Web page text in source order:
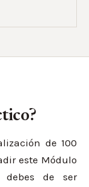
de 100
este Módulo
de ser